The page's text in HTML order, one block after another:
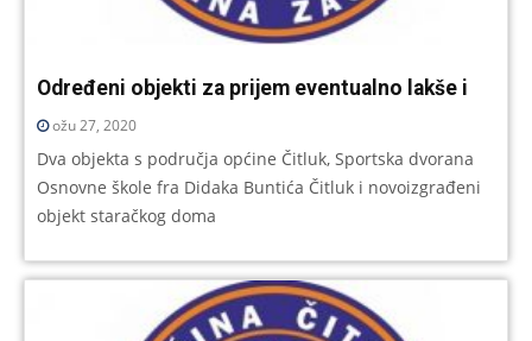
Određeni objekti za prijem eventualno lakše i
ožu 27, 2020
Dva objekta s područja općine Čitluk, Sportska dvorana
Osnovne škole fra Didaka Buntića Čitluk i novoizgrađeni
objekt staračkog doma